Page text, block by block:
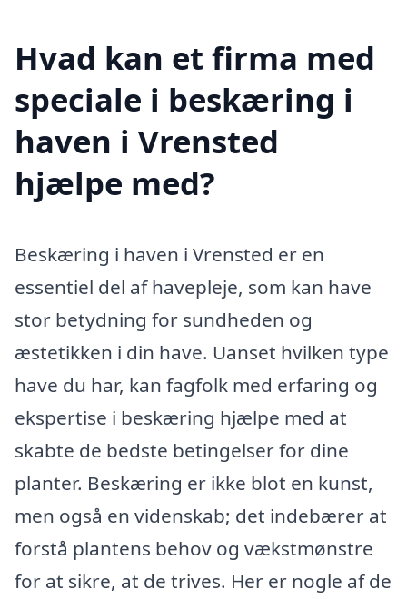
Hvad kan et firma med
speciale i beskæring i
haven i Vrensted
hjælpe med?
Beskæring i haven i Vrensted er en
essentiel del af havepleje, som kan have
stor betydning for sundheden og
æstetikken i din have. Uanset hvilken type
have du har, kan fagfolk med erfaring og
ekspertise i beskæring hjælpe med at
skabte de bedste betingelser for dine
planter. Beskæring er ikke blot en kunst,
men også en videnskab; det indebærer at
forstå plantens behov og vækstmønstre
for at sikre, at de trives. Her er nogle af de